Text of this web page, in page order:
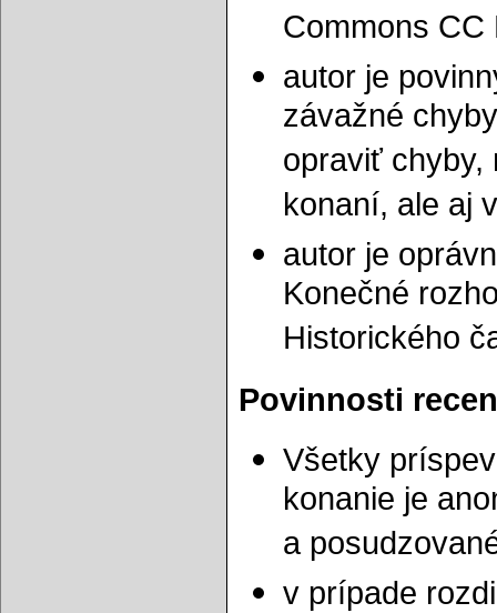
Commons
autor je
závažné
opraviť chyby,
konaní, ale aj
autor je
Konečné
Historického
Povinnosti
Všetky
konanie je
a
v prípade